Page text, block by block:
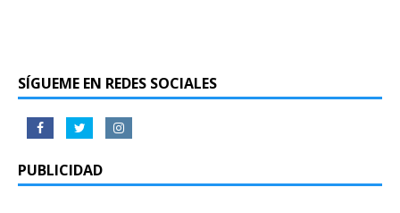
SÍGUEME EN REDES SOCIALES
PUBLICIDAD